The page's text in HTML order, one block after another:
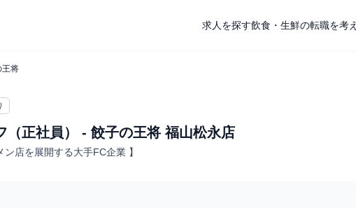
求人を探す飲食・生鮮の転職を考
王将
（正社員） - 餃子の王将 福山松永店
ン店を展開する大手FC企業 】